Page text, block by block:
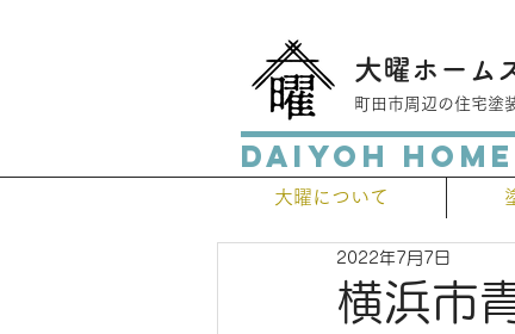
大曜ホーム
町田市周辺の住宅塗
Daiyoh
大曜について
横浜市
2022年7月7日